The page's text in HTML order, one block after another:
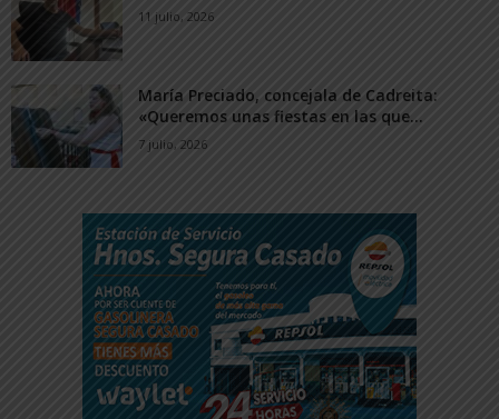
11 julio, 2026
María Preciado, concejala de Cadreita:
«Queremos unas fiestas en las que...
7 julio, 2026